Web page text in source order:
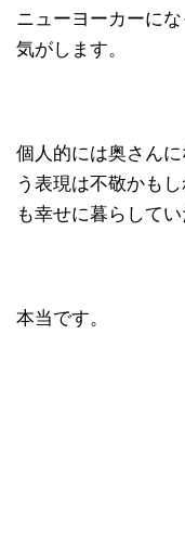
ニューヨーカーに
気がします。
個人的には奥さん
う表現は不敬かも
も幸せに暮らして
本当です。